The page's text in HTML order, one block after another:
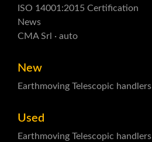
ISO 14001:2015 Certification
News
CMA Srl · auto
New
Earthmoving Telescopic handlers
Used
Earthmoving Telescopic handlers